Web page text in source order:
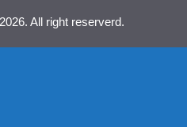
All right reserverd.